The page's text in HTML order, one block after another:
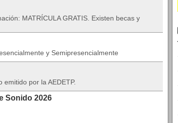
MATRÍCULA GRATIS. Existen becas y
y Semipresencialmente
por la AEDETP.
Sonido 2026